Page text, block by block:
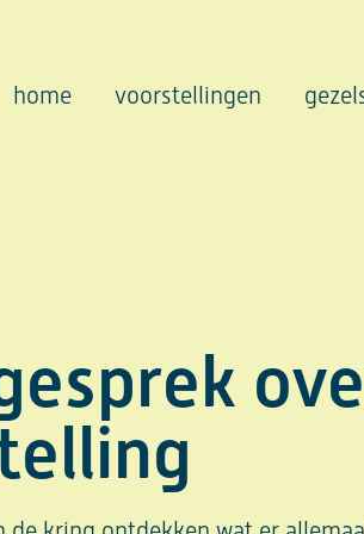
home voorstellingen